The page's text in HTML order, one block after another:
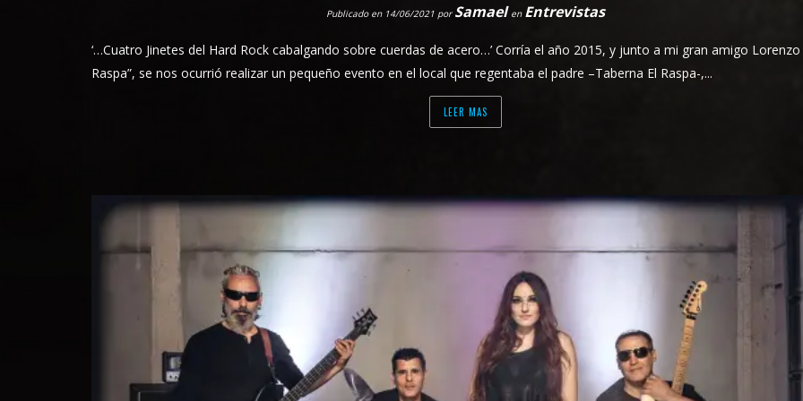
Publicado en 14/06/2021 por Samael en Entrevistas
‘…Cuatro Jinetes del Hard Rock cabalgando sobre cuerdas de acero…’ Corría el año 2015, y junto a mi gran amigo Lorenzo
Raspa”, se nos ocurrió realizar un pequeño evento en el local que regentaba el padre –Taberna El Raspa-,...
LEER MAS